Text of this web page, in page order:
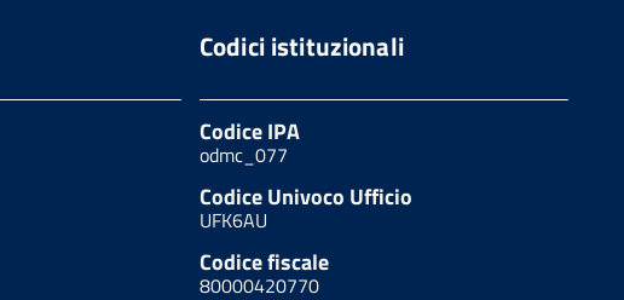
Codici istituzionali
Codice IPA
odmc_077
Codice Univoco Ufficio
UFK6AU
Codice fiscale
80000420770